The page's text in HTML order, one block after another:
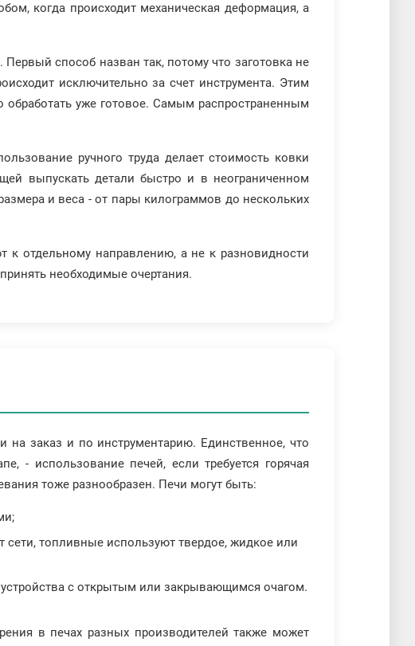
когда происходит механическая деформация, а
способ назван так, потому что заготовка не
исключительно за счет инструмента. Этим
уже готовое. Самым распространенным
ручного труда делает стоимость ковки
выпускать детали быстро и в неограниченном
и веса - от пары килограммов до нескольких
к отдельному направлению, а не к разновидности
необходимые очертания.
на заказ и по инструментарию. Единственное, что
- использование печей, если требуется горячая
тоже разнообразен. Печи могут быть:
топливные используют твердое, жидкое или
с открытым или закрывающимся очагом.
в печах разных производителей также может